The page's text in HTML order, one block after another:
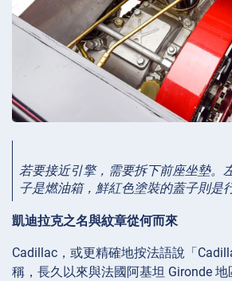
若要接近引擎，需要拆下前座坐墊。
子是燃油箱，鮮紅色塗裝的蓋子則是
凱迪拉克之名與紋章從何而來
Cadillac，或更精確地按法語說「
稱，長久以來與法國阿基坦 Gironde